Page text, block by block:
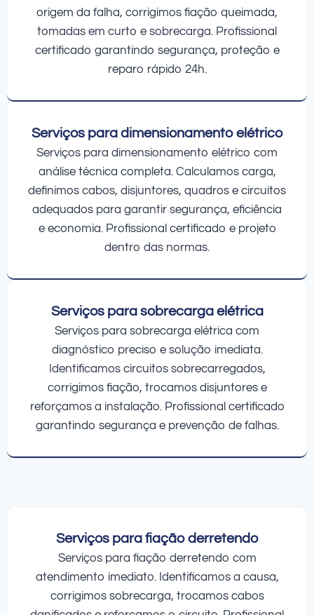
origem da falha, corrigimos fiação queimada,
tomadas em curto e sobrecarga. Profissional
certificado garantindo segurança, proteção e
reparo rápido 24h.
Serviços para dimensionamento elétrico
Serviços para dimensionamento elétrico com
análise técnica completa. Calculamos carga,
definimos cabos, disjuntores, quadros e circuitos
adequados para garantir segurança, eficiência
e economia. Profissional certificado e projeto
dentro das normas.
Serviços para sobrecarga elétrica
Serviços para sobrecarga elétrica com
diagnóstico preciso e solução imediata.
Identificamos circuitos sobrecarregados,
corrigimos fiação, trocamos disjuntores e
reforçamos a instalação. Profissional certificado
garantindo segurança e prevenção de falhas.
Serviços para fiação derretendo
Serviços para fiação derretendo com
atendimento imediato. Identificamos a causa,
corrigimos sobrecarga, trocamos cabos